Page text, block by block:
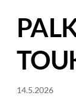
14.5.2026